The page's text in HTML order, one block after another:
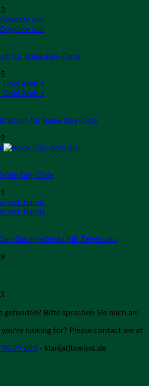
für Rolex Day-Date
Arab“ für Rolex Day-Date
Day-Date
Date gelbgold mit Zeigersatz
gefunden? Bitte sprechen Sie mich an!
looking for? Please contact me at
99 655 - klan(at)tswisst.de